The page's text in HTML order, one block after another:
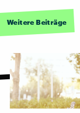
Weitere Beiträge